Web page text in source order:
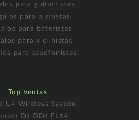
para guitarristas
para pianistas
para bateristas
para violinistas
para saxofonistas
Top ventas
U4 Wireless System
DJ DDJ FLX4